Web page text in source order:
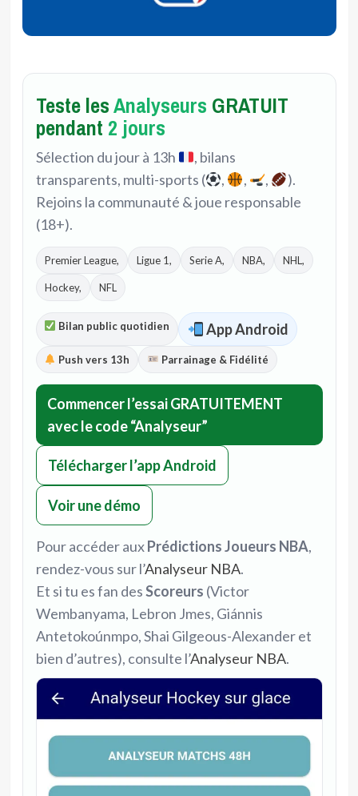
Teste lesAnalyseurs GRATUIT
pendant 2 jours
Sélection du jour à 13h
, bilans
transparents, multi-sports (
, , ,
).
Rejoins la communauté & joue responsable
(18+).
Premier League, Ligue 1, Serie A, NBA, NHL,
Hockey, NFL
Bilan public quotidien App Android
Push vers 13h Parrainage & Fidélité
Commencer l’essai GRATUITEMENT
avec le code “Analyseur”
Télécharger l’app Android
Voir une démo
Pour accéder auxPrédictions Joueurs NBA,
rendez-vous sur l’Analyseur NBA.
Et si tu es fan desScoreurs (Victor
Wembanyama, Lebron Jmes, Giánnis
Antetokoúnmpo, Shai Gilgeous-Alexander et
bien d’autres), consulte l’Analyseur NBA.